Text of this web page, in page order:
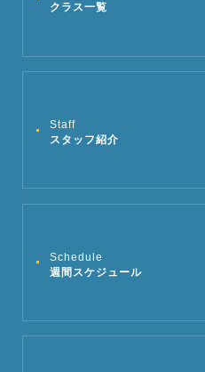
クラス一覧
Staff
スタッフ紹介
Schedule
週間スケジュール